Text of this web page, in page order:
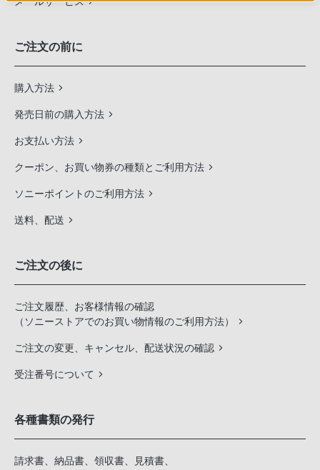
ご注文の前に
購入方法
発売日前の購入方法
お支払い方法
クーポン、お買い物券の種類とご利用方法
ソニーポイントのご利用方法
送料、配送
ご注文の後に
ご注文履歴、お客様情報の確認
（ソニーストアでのお買い物情報のご利用方法）
ご注文の変更、キャンセル、配送状況の確認
受注番号について
各種書類の発行
請求書、納品書、領収書、見積書、